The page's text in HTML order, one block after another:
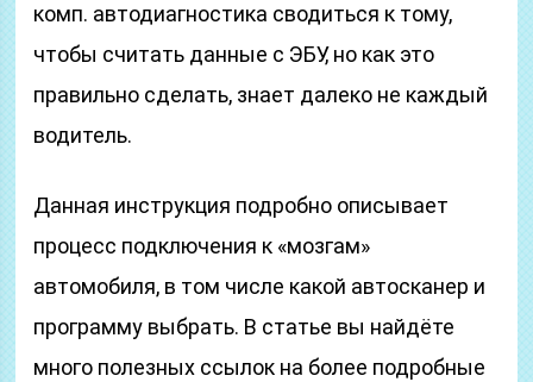
комп. автодиагностика сводиться к тому,
чтобы считать данные с ЭБУ, но как это
правильно сделать, знает далеко не каждый
водитель.
Данная инструкция подробно описывает
процесс подключения к «мозгам»
автомобиля, в том числе какой автосканер и
программу выбрать. В статье вы найдёте
много полезных ссылок на более подробные